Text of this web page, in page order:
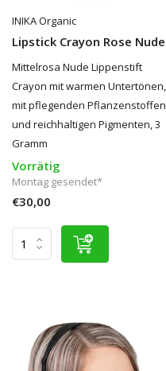
INIKA Organic
Lipstick Crayon Rose Nude
Mittelrosa Nude Lippenstift
Crayon mit warmen Untertönen,
mit pflegenden Pflanzenstoffen
und reichhaltigen Pigmenten, 3
Gramm
Vorrätig
Montag gesendet*
€30,00